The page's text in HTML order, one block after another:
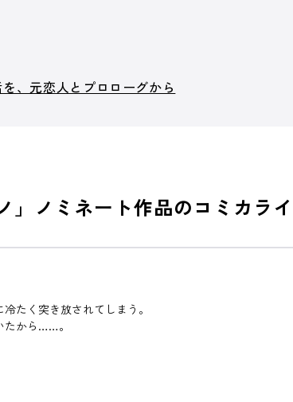
、元恋人とプロローグから
ノミネート作品のコミカラ
たく突き放されてしまう。
たから……。